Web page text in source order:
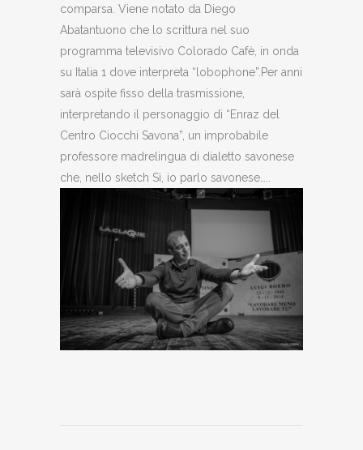
comparsa. Viene notato da Diego
Abatantuono che lo scrittura nel suo
programma televisivo Colorado Cafè, in onda
su Italia 1 dove interpreta “lobophone”.Per anni
sarà ospite fisso della trasmissione,
interpretando il personaggio di “Enraz del
Centro Ciocchi Savona”, un improbabile
professore madrelingua di dialetto savonese
che, nello sketch Sì, io parlo savonese…..